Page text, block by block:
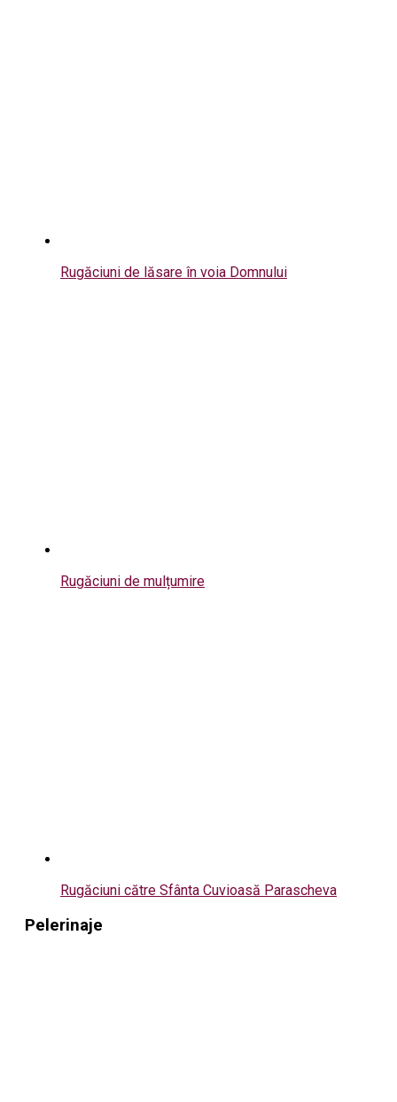
Rugăciuni de lăsare în voia Domnului
Rugăciuni de mulțumire
Rugăciuni către Sfânta Cuvioasă Parascheva
Pelerinaje